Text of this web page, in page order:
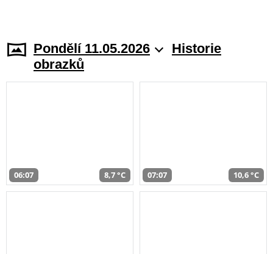
Pondělí 11.05.2026
Historie
obrazků
06:07 8,7 °C 07:07 10,6 °C